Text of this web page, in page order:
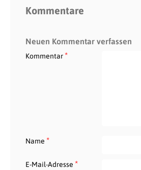
Kommentare
Neuen Kommentar verfassen
Kommentar*
Name *
E-Mail-Adresse *